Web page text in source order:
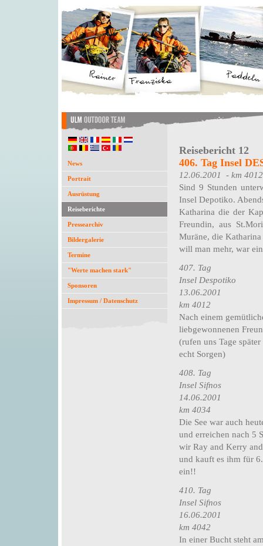
News
Portrait
Ausrüstung
Reiseberichte
Pressearchiv
Bildergalerie
Termine
"Werte machen stark"
Sponsoren
Impressum / Datenschutz
Reisebericht 12
406. Tag Insel
12.06.2001 - km 4012
Sind 9 Stunden
Insel Depotiko.
Katharina die der
Freundin, aus
Muräne, die
will man mehr, war
407. Tag
Insel Despotiko
13.06.2001
km 4012
Nach einem
liebgewonnenen
(rufen uns Tage
echt Sorgen)
408. Tag
Insel Sifnos
14.06.2001
km 4034
Die See war auch
und erreichen nach 5
wir Ray and Kerry
und kauft es ihm für
ein!!
410. Tag
Insel Sifnos
16.06.2001
km 4042
In einer Bucht steht